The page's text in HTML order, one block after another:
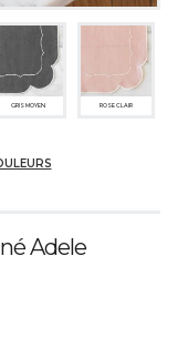
GRIS MOYEN ROSE CLAIR
Adele